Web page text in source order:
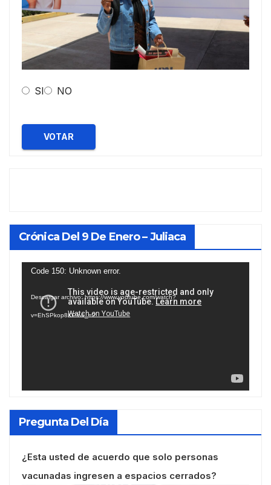
SI NO
VOTAR
Crónica Del 9 De Enero – Juliaca
Reproductor
vídeo
Code 150: Unknown error.
Descargar archivo: https://www.youtube.com/watch?
v=EhSPkop8KPY&_=2
Pregunta Del Día
¿Esta usted de acuerdo que solo personas
vacunadas ingresen a espacios cerrados?